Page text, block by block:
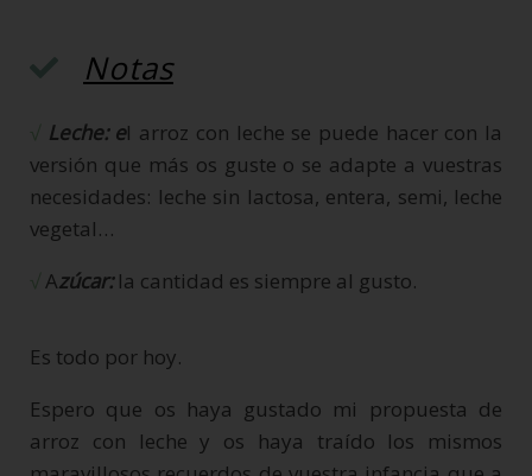
Notas
Leche: el arroz con leche se puede hacer con la
versión que más os guste o se adapte a vuestras
necesidades: leche sin lactosa, entera, semi, leche
vegetal…
Azúcar:la cantidad es siempre al gusto.
Es todo por hoy.
Espero que os haya gustado mi propuesta de
arroz con leche y os haya traído los mismos